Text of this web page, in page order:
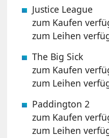
Justice League
zum Kaufen
zum Leihen
The Big Sick
zum Kaufen
zum Leihen
Paddington 2
zum Kaufen
zum Leihen